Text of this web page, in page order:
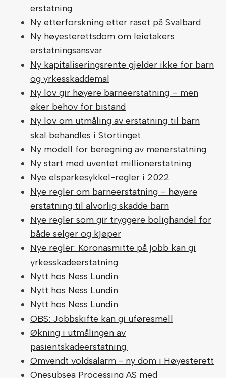
erstatning
Ny etterforskning etter raset på Svalbard
Ny høyesterettsdom om leietakers
erstatningsansvar
Ny kapitaliseringsrente gjelder ikke for barn
og yrkesskaddemal
Ny lov gir høyere barneerstatning – men
øker behov for bistand
Ny lov om utmåling av erstatning til barn
skal behandles i Stortinget
Ny modell for beregning av menerstatning
Ny start med uventet millionerstatning
Nye elsparkesykkel-regler i 2022
Nye regler om barneerstatning – høyere
erstatning til alvorlig skadde barn
Nye regler som gir tryggere bolighandel for
både selger og kjøper
Nye regler: Koronasmitte på jobb kan gi
yrkesskadeerstatning
Nytt hos Ness Lundin
Nytt hos Ness Lundin
Nytt hos Ness Lundin
OBS: Jobbskifte kan gi uføresmell
Økning i utmålingen av
pasientskadeerstatning.
Omvendt voldsalarm - ny dom i Høyesterett
Onesubsea Processing AS med